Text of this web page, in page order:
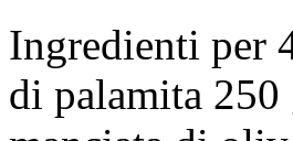
Ingredienti per
di palamita 250